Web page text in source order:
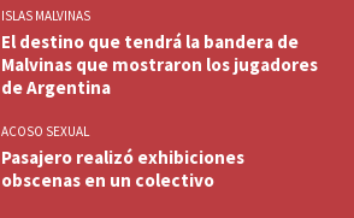
ISLAS MALVINAS
El destino que tendrá la bandera de
Malvinas que mostraron los jugadores
de Argentina
ACOSO SEXUAL
Pasajero realizó exhibiciones
obscenas en un colectivo